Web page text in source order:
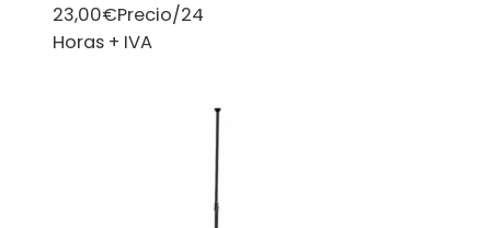
23,00€Precio/24
Horas + IVA